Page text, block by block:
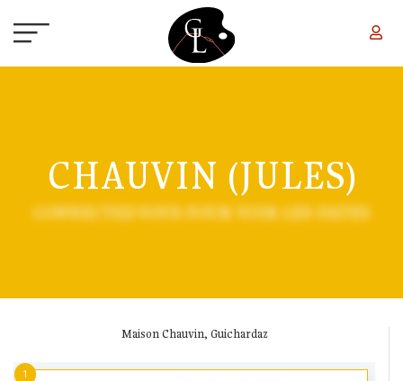
CHAUVIN (JULES)
CONNECTEZ-VOUS POUR VOIR LES DATES
Maison Chauvin, Guichardaz
1